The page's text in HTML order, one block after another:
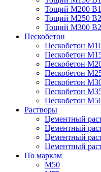
Тощий М200
Тощий М250
Тощий М300
Пескобетон
Пескобетон
Пескобетон
Пескобетон
Пескобетон
Пескобетон
Пескобетон
Пескобетон
Растворы
Цементный
Цементный
Цементный
Цементный
По маркам
М50